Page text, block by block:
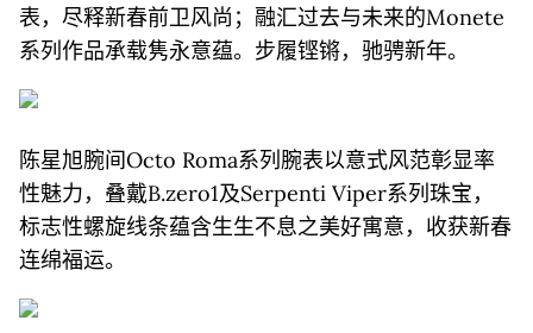
表，尽释新春前卫风尚；融汇过去与未来的Monete
系列作品承载隽永意蕴。步履铿锵，驰骋新年。
陈星旭腕间Octo Roma系列腕表以意式风范彰显率
性魅力，叠戴B.zero1及Serpenti Viper系列珠宝，
标志性螺旋线条蕴含生生不息之美好寓意，收获新春
连绵福运。